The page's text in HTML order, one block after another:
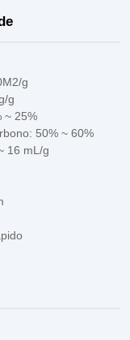
g
g
~ 25%
50% ~ 60%
16 mL/g